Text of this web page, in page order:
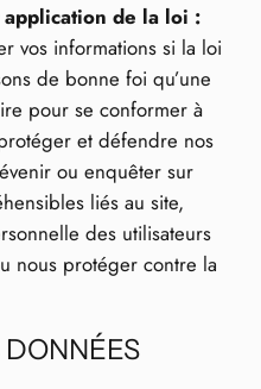
de la loi :
vos informations si la loi
de bonne foi qu’une
pour se conformer à
et défendre nos
ou enquêter sur
liés au site,
des utilisateurs
nous protéger contre la